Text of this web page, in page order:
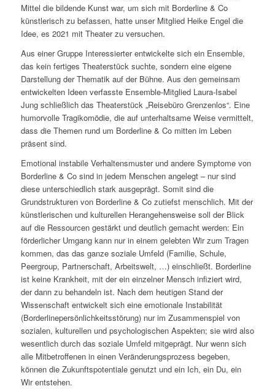
Mittel die bildende Kunst war, um sich mit Borderline & Co
künstlerisch zu befassen, hatte unser Mitglied Heike Engel die
Idee, es 2021 mit Theater zu versuchen.
Aus einer Gruppe Interessierter entwickelte sich ein Ensemble,
das kein fertiges Theaterstück suchte, sondern eine eigene
Darstellung der Thematik auf der Bühne. Aus den gemeinsam
entwickelten Ideen verfasste Ensemble-Mitglied Laura-Isabel
Jung schließlich das Theaterstück „Reisebüro Grenzenlos“. Eine
humorvolle Tragikomödie, die auf unterhaltsame Weise vermittelt,
dass die Themen rund um Borderline & Co mitten im Leben
präsent sind.
Emotional instabile Verhaltensmuster und andere Symptome von
Borderline & Co sind in jedem Menschen angelegt – nur sind
diese unterschiedlich stark ausgeprägt. Somit sind die
Grundstrukturen von Borderline & Co zutiefst menschlich. Mit der
künstlerischen und kulturellen Herangehensweise soll der Blick
auf die Ressourcen gestärkt und deutlich gemacht werden: Ein
förderlicher Umgang kann nur in einem gelebten Wir zum Tragen
kommen, das das ganze soziale Umfeld (Familie, Schule,
Peergroup, Partnerschaft, Arbeitswelt, …) einschließt. Borderline
ist keine Krankheit, mit der ein einzelner Mensch infiziert wird,
der dann zu behandeln ist. Nach dem heutigen Stand der
Wissenschaft entwickelt sich eine emotionale Instabilität
(Borderlinepersönlichkeitsstörung) nur im Zusammenspiel von
sozialen, kulturellen und psychologischen Aspekten; sie wird also
wesentlich durch das soziale Umfeld mitgeprägt. Nur wenn sich
alle Mitbetroffenen in einen Veränderungsprozess begeben,
können die Zukunftspotentiale genutzt und ein Ich, ein Du, ein
Wir entstehen.